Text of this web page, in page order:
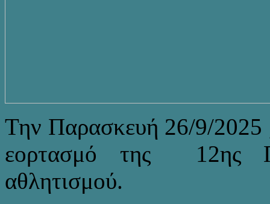
Την Παρασκευή 26/9/2025 ,
εορτασμό της 12ης
αθλητισμού.